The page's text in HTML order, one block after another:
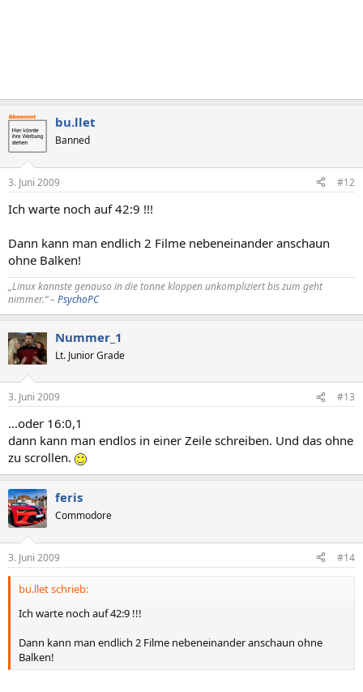
bu.llet
Banned
3. Juni 2009 #12
Ich warte noch auf 42:9 !!!
Dann kann man endlich 2 Filme nebeneinander anschaun
ohne Balken!
„Linux kannste genauso in die tonne kloppen unkompliziert bis zum geht
nimmer.“ –PsychoPC
Nummer_1
Lt. Junior Grade
3. Juni 2009 #13
...oder 16:0,1
dann kann man endlos in einer Zeile schreiben. Und das ohne
zu scrollen.
feris
Commodore
3. Juni 2009 #14
bu.llet schrieb:
Ich warte noch auf 42:9 !!!
Dann kann man endlich 2 Filme nebeneinander anschaun ohne
Balken!